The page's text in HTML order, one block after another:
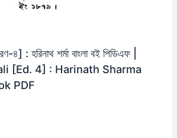
৪] : হরিনাথ শর্মা বাংলা বই পিডিএফ |
[Ed. 4] : Harinath Sharma
PDF